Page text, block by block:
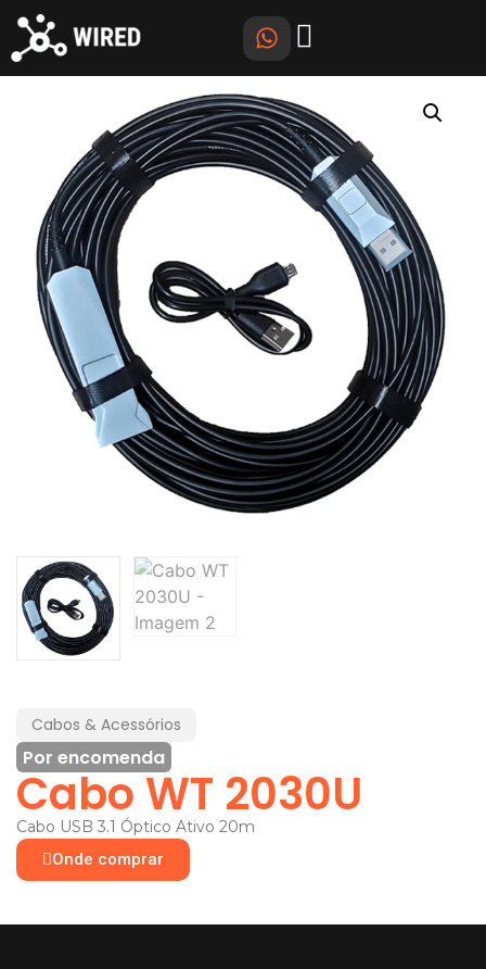
Início/Cabos & Acessórios / Cabo WT 2030U
Por encomenda
Cabo WT 2030U
Cabos & Acessórios
Cabo USB 3.1 Óptico Ativo 20m
Onde comprar